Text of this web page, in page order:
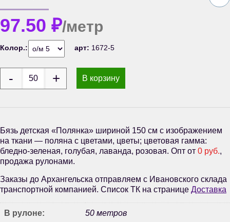
97.50 ₽/метр
Колор.: арт: 1672-5
В корзину
Бязь детская «Полянка» шириной 150 см с изображением
на ткани — поляна с цветами, цветы; цветовая гамма:
бледно-зеленая, голубая, лаванда, розовая. Опт от 0 руб.,
продажа рулонами.
Заказы до Архангельска отправляем с Ивановского склада
транспортной компанией. Список ТК на странице Доставка
В рулоне: 50 метров